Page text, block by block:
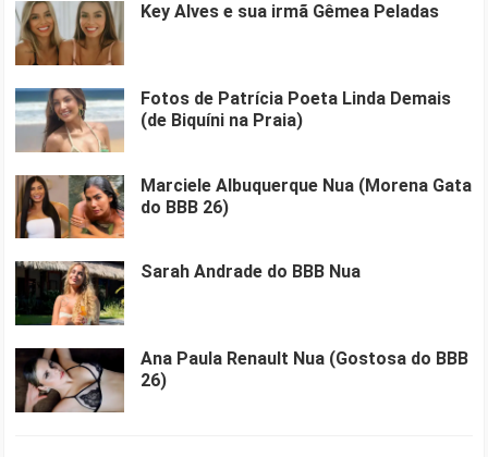
Key Alves e sua irmã Gêmea Peladas
Fotos de Patrícia Poeta Linda Demais
(de Biquíni na Praia)
Marciele Albuquerque Nua (Morena Gata
do BBB 26)
Sarah Andrade do BBB Nua
Ana Paula Renault Nua (Gostosa do BBB
26)